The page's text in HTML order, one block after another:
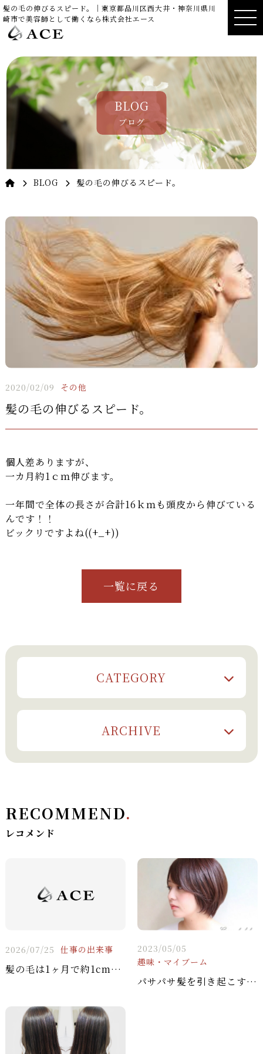
髪の毛の伸びるスピード。｜東京都品川区西大井・神奈川県川
崎市で美容師として働くなら株式会社エース
BLOG
ブログ
BLOG 髪の毛の伸びるスピード。
2020/02/09 その他
髪の毛の伸びるスピード。
個人差ありますが、
一カ月約1ｃｍ伸びます。
一年間で全体の長さが合計16ｋｍも頭皮から伸びている
んです！！
ビックリですよね((+_+))
一覧に戻る
CATEGORY
ARCHIVE
RECOMMEND.
レコメンド
2026/07/25 仕事の出来事
髪の毛は1ヶ月で約1cm伸びる
2023/05/05
趣味・マイブーム
パサパサ髪を引き起こす4つの原因